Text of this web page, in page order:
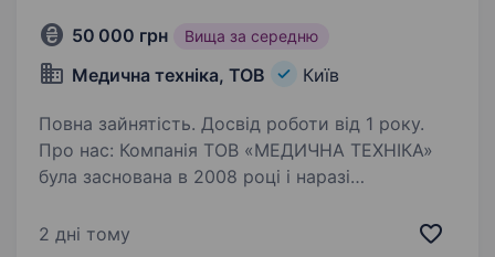
50 000 грн Вища за середню
Медична техніка, ТОВ Київ
Повна зайнятість. Досвід роботи від 1 року.
Про нас: Компанія ТОВ «МЕДИЧНА ТЕХНІКА»
була заснована в 2008 році і наразі
лабораторного обладнання та реактивів.
2 дні тому